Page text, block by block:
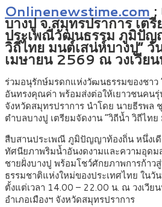
Onlinenewstime.com
บางปู จ.สมุทรปราการ เต
ประเพณีวัฒนธรรม ภูมิปัญ
วิถีไทย มนต์เสน่ห์บางปู”
เมษายน 2569 ณ วงเวีย
ร่วมอนุรักษ์มรดกแห่งวัฒนธรรมของชาว
อันทรงคุณค่า พร้อมส่งต่อให้เยาวชนคน
จังหวัดสมุทรปราการ นำโดย นายธีรพล
ตำบลบางปู เตรียมจัดงาน “วิถีน้ำ วิถีไท
สืบสานประเพณี ภูมิปัญญาท้องถิ่น หนึ่งเดี
ทัศนียภาพริมน้ำอันงดงามและความอุด
ชายฝั่งบางปู พร้อมโชว์ศักยภาพการก้าว
ธรรมชาติแห่งใหม่ของประเทศไทย ใน
ตั้งแต่เวลา 14.00 – 22.00 น. ณ วงเวี
อำเภอเมืองฯ จังหวัดสมุทรปราการ